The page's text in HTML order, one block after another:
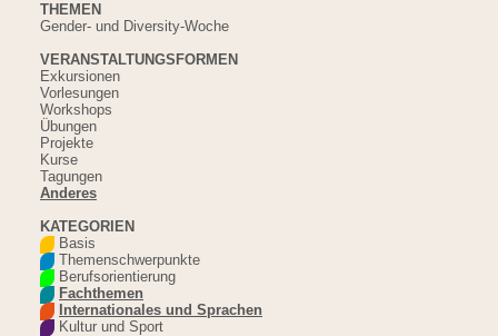
THEMEN
Gender- und Diversity-Woche
VERANSTALTUNGSFORMEN
Exkursionen
Vorlesungen
Workshops
Übungen
Projekte
Kurse
Tagungen
Anderes
KATEGORIEN
Basis
Themenschwerpunkte
Berufsorientierung
Fachthemen
Internationales und Sprachen
Kultur und Sport